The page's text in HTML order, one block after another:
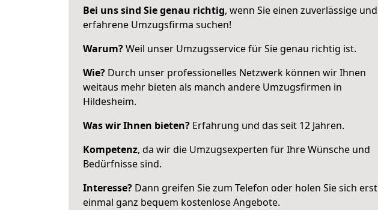
Bei uns sind Sie genau richtig, wenn Sie einen zuverlässige und
erfahrene Umzugsfirma suchen!
Warum?Weil unser Umzugsservice für Sie genau richtig ist.
Wie? Durch unser professionelles Netzwerk können wir Ihnen
weitaus mehr bieten als manch andere Umzugsfirmen in
Hildesheim.
Was wir Ihnen bieten? Erfahrung und das seit 12 Jahren.
Kompetenz, da wir die Umzugsexperten für Ihre Wünsche und
Bedürfnisse sind.
Interesse? Dann greifen Sie zum Telefon oder holen Sie sich erst
einmal ganz bequem kostenlose Angebote.